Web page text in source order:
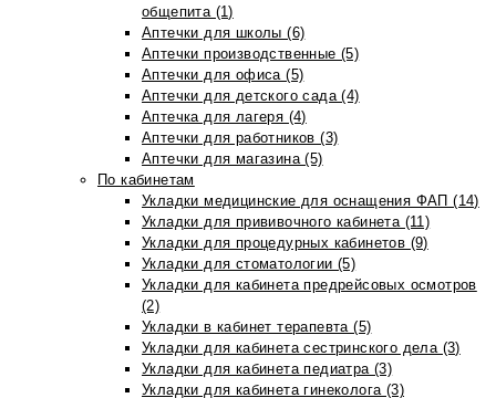
общепита (1)
Аптечки для школы (6)
Аптечки производственные (5)
Аптечки для офиса (5)
Аптечки для детского сада (4)
Аптечка для лагеря (4)
Аптечки для работников (3)
Аптечки для магазина (5)
По кабинетам
Укладки медицинские для оснащения ФАП (14)
Укладки для прививочного кабинета (11)
Укладки для процедурных кабинетов (9)
Укладки для стоматологии (5)
Укладки для кабинета предрейсовых осмотров
(2)
Укладки в кабинет терапевта (5)
Укладки для кабинета сестринского дела (3)
Укладки для кабинета педиатра (3)
Укладки для кабинета гинеколога (3)